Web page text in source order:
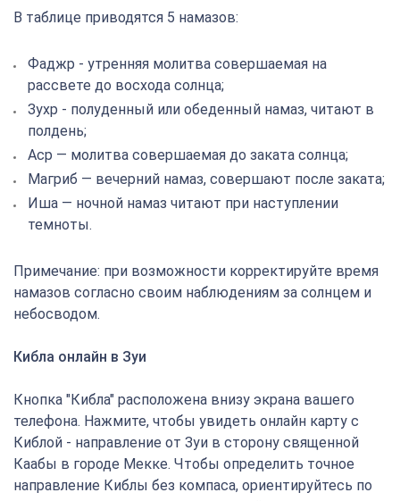
В таблице приводятся 5 намазов:
Фаджр - утренняя молитва совершаемая на
рассвете до восхода солнца;
Зухр - полуденный или обеденный намаз, читают в
полдень;
Аср — молитва совершаемая до заката солнца;
Магриб — вечерний намаз, совершают после заката;
Иша — ночной намаз читают при наступлении
темноты.
Примечание: при возможности корректируйте время
намазов согласно своим наблюдениям за солнцем и
небосводом.
Кибла онлайн в Зуи
Кнопка "Кибла" расположена внизу экрана вашего
телефона. Нажмите, чтобы увидеть онлайн карту с
Киблой - направление от Зуи в сторону священной
Каабы в городе Мекке. Чтобы определить точное
направление Киблы без компаса, ориентируйтесь по